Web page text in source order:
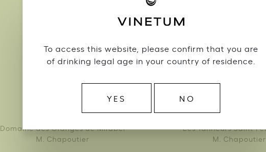
To access this website, please confirm that you are
of drinking legal age in your country of residence.
YES NO
Domaine des Granges de Mirabel
M. Chapoutier
Les Tanneurs Saint-
M. Chapoutier